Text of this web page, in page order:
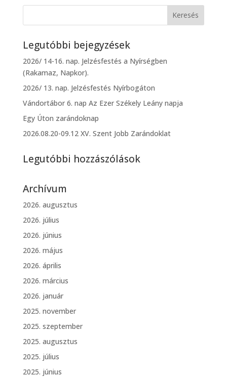
Legutóbbi bejegyzések
2026/ 14-16. nap. Jelzésfestés a Nyírségben
(Rakamaz, Napkor).
2026/ 13. nap. Jelzésfestés Nyírbogáton
Vándortábor 6. nap Az Ezer Székely Leány napja
Egy Úton zarándoknap
2026.08.20-09.12 XV. Szent Jobb Zarándoklat
Legutóbbi hozzászólások
Archívum
2026. augusztus
2026. július
2026. június
2026. május
2026. április
2026. március
2026. január
2025. november
2025. szeptember
2025. augusztus
2025. július
2025. június